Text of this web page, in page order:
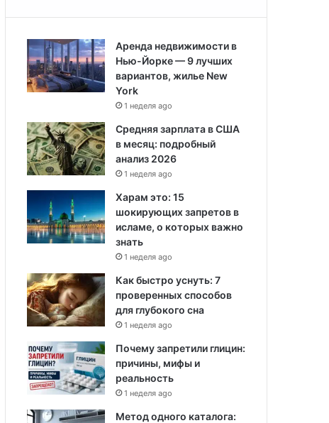
Аренда недвижимости в
Нью-Йорке — 9 лучших
вариантов, жилье New
York
1 неделя ago
Средняя зарплата в США
в месяц: подробный
анализ 2026
1 неделя ago
Харам это: 15
шокирующих запретов в
исламе, о которых важно
знать
1 неделя ago
Как быстро уснуть: 7
проверенных способов
для глубокого сна
1 неделя ago
Почему запретили глицин:
причины, мифы и
реальность
1 неделя ago
Метод одного каталога: